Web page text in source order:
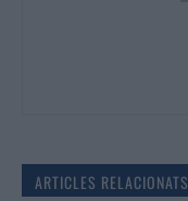
ARTICLES RELACIONATS